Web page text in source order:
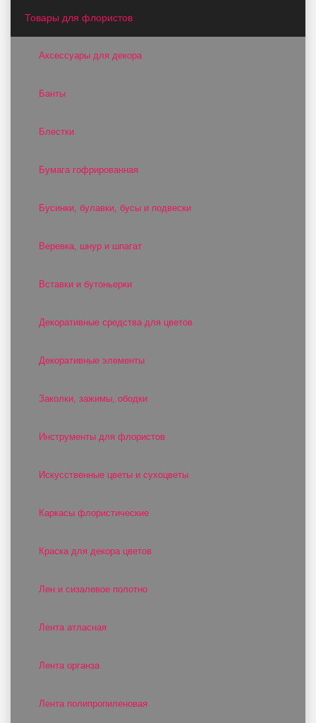
Товары для флористов
Аксессуары для декора
Банты
Блестки
Бумага гофрированная
Бусинки, булавки, бусы и подвески
Веревка, шнур и шпагат
Вставки и бутоньерки
Декоративные средства для цветов
Декоративные элементы
Заколки, зажимы, ободки
Инструменты для флористов
Искусственные цветы и сухоцветы
Каркасы флористические
Краска для декора цветов
Лен и сизалевое полотно
Лента атласная
Лента органза
Лента полипропиленовая